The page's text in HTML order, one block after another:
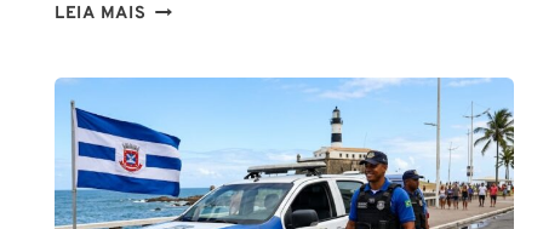
LEIA MAIS NA
SAI
DA
ESCOLA
FORMADO